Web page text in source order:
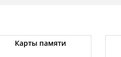
Карты памяти